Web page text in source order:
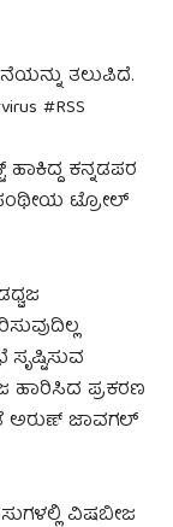
ತಲುಪಿದೆ.
#RSS
ಕನ್ನಡಪರ
ಟ್ರೋಲ್
ಹಾರಿಸಿದ ಪ್ರಕರಣ
ಅರುಣ್ ಜಾವಗಲ್
ವಿಷಬೀಜ